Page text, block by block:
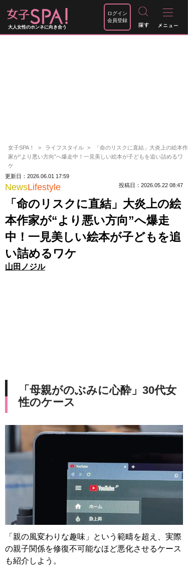
大人女性のホンネに向き合う
ログイン
会員登録
女子SPA！ ライフスタイル
「命のリスクに直結」大炎上の絵本作
家が“より悪い方向”へ爆走中！一見美しい絵本が子どもを追い詰めるワ
ケ
更新日：2026.06.01 17:59
NewsLifestyle 投稿日：2026.05.22 08:47
「命のリスクに直結」大炎上の絵
本作家が“より悪い方向”へ爆走
中！一見美しい絵本が子どもを追
い詰めるワケ
山田ノジル
「母親がのぶみに心酔」30代女
性のケース
「親の風変わりな趣味」という範疇を超え、実際
の親子関係を修復不可能なほど悪化させるケース
も紹介しよう。